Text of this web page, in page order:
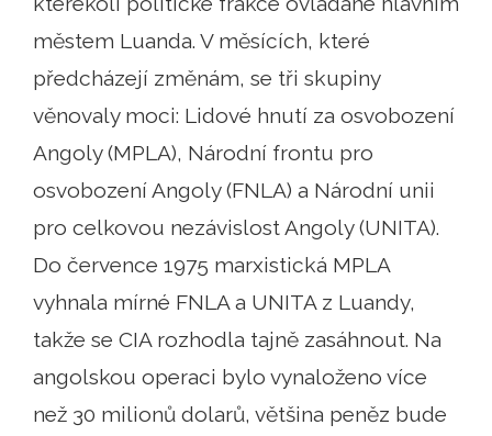
městem Luanda. V měsících, které
předcházejí změnám, se tři skupiny
věnovaly moci: Lidové hnutí za osvobození
Angoly (MPLA), Národní frontu pro
osvobození Angoly (FNLA) a Národní unii
pro celkovou nezávislost Angoly (UNITA).
Do července 1975 marxistická MPLA
vyhnala mírné FNLA a UNITA z Luandy,
takže se CIA rozhodla tajně zasáhnout. Na
angolskou operaci bylo vynaloženo více
než 30 milionů dolarů, většina peněz bude